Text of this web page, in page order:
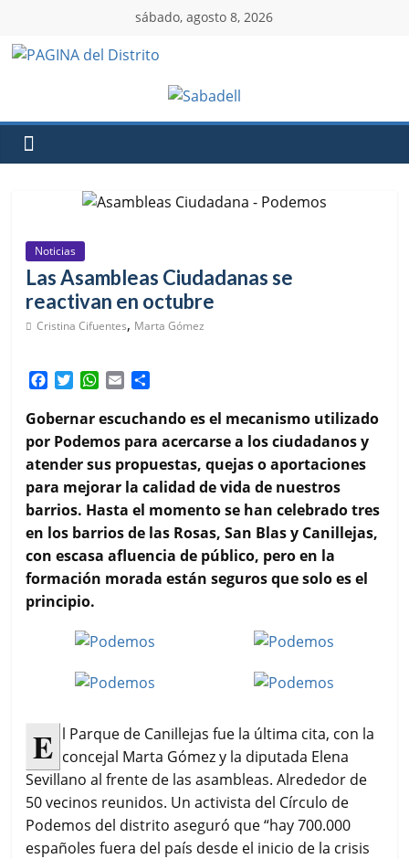
sábado, agosto 8, 2026
Noticias
Las Asambleas Ciudadanas se
reactivan en octubre
Cristina Cifuentes, Marta Gómez
c
e
b
o
o
k
i
t
t
e
r
W
a
t
s
A
p
p
a
i
l
m
p
a
r
t
i
r
Gobernar escuchando es el mecanismo utilizado
por Podemos para acercarse a los ciudadanos y
atender sus propuestas, quejas o aportaciones
para mejorar la calidad de vida de nuestros
barrios. Hasta el momento se han celebrado tres
en los barrios de las Rosas, San Blas y Canillejas,
con escasa afluencia de público, pero en la
formación morada están seguros que solo es el
principio.
E l Parque de Canillejas fue la última cita, con la
concejal Marta Gómez y la diputada Elena
Sevillano al frente de las asambleas. Alrededor de
50 vecinos reunidos. Un activista del Círculo de
Podemos del distrito aseguró que “hay 700.000
españoles fuera del país desde el inicio de la crisis